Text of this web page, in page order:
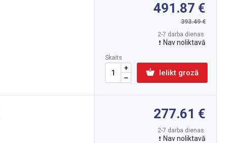
491.87
393.49
2-7 darba dienas
Nav noliktavā
Skaits
Ielikt grozā
277.61
2-7 darba dienas
Nav noliktavā